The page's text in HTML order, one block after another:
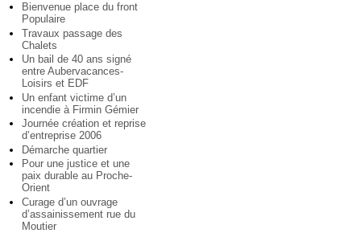
Bienvenue place du front
Populaire
Travaux passage des
Chalets
Un bail de 40 ans signé
entre Aubervacances-
Loisirs et EDF
Un enfant victime d’un
incendie à Firmin Gémier
Journée création et reprise
d’entreprise 2006
Démarche quartier
Pour une justice et une
paix durable au Proche-
Orient
Curage d’un ouvrage
d’assainissement rue du
Moutier